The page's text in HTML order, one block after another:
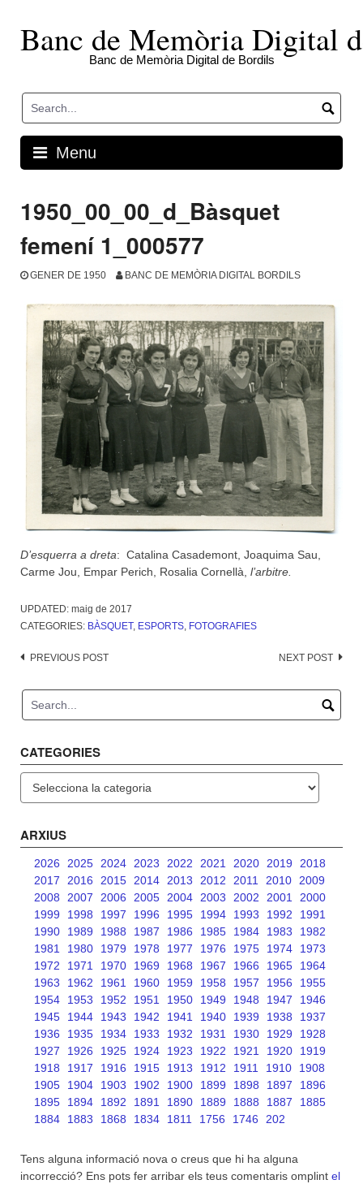
contentBanc de Memòria Digital
Banc de Memòria Digital de Bordils
Menu
1950_00_00_d_Bàsquet
femení 1_000577
GENER DE 1950 BANC DE MEMÒRIA DIGITAL BORDILS
D’esquerra a dreta: Catalina Casademont, Joaquima Sau,
Carme Jou, Empar Perich, Rosalia Cornellà, l’arbitre.
UPDATED: maig de 2017
CATEGORIES: BÀSQUET, ESPORTS, FOTOGRAFIES
Post
PREVIOUS POST NEXT POST
CATEGORIES
ARXIUS
2026 2025 2024 2023 2022 2021 2020 2019
2018
2017
2016 2015 2014 2013 2012 2011 2010
2009
2008
2007 2006 2005 2004 2003 2002 2001
2000
1999
1998 1997 1996 1995 1994 1993 1992
1991
1990
1989 1988 1987 1986 1985 1984 1983
1982
1981
1980 1979 1978 1977 1976 1975 1974
1973
1972
1971 1970 1969 1968 1967 1966 1965
1964
1963
1962 1961 1960 1959 1958 1957 1956
1955
1954
1953 1952 1951 1950 1949 1948 1947
1946
1945
1944 1943 1942 1941 1940 1939 1938
1937
1936
1935 1934 1933 1932 1931 1930 1929
1928
1927
1926 1925 1924 1923 1922 1921 1920
1919
1918
1917 1916 1915 1913 1912 1911 1910
1908
1905
1904 1903 1902 1900 1899 1898 1897
1896
1895
1894 1892 1891 1890 1889 1888 1887
1885
1884
1883 1868 1834 1811 1756 1746 202
Tens alguna informació nova o creus que hi ha alguna
incorrecció? Ens pots fer arribar els teus comentaris omplint el